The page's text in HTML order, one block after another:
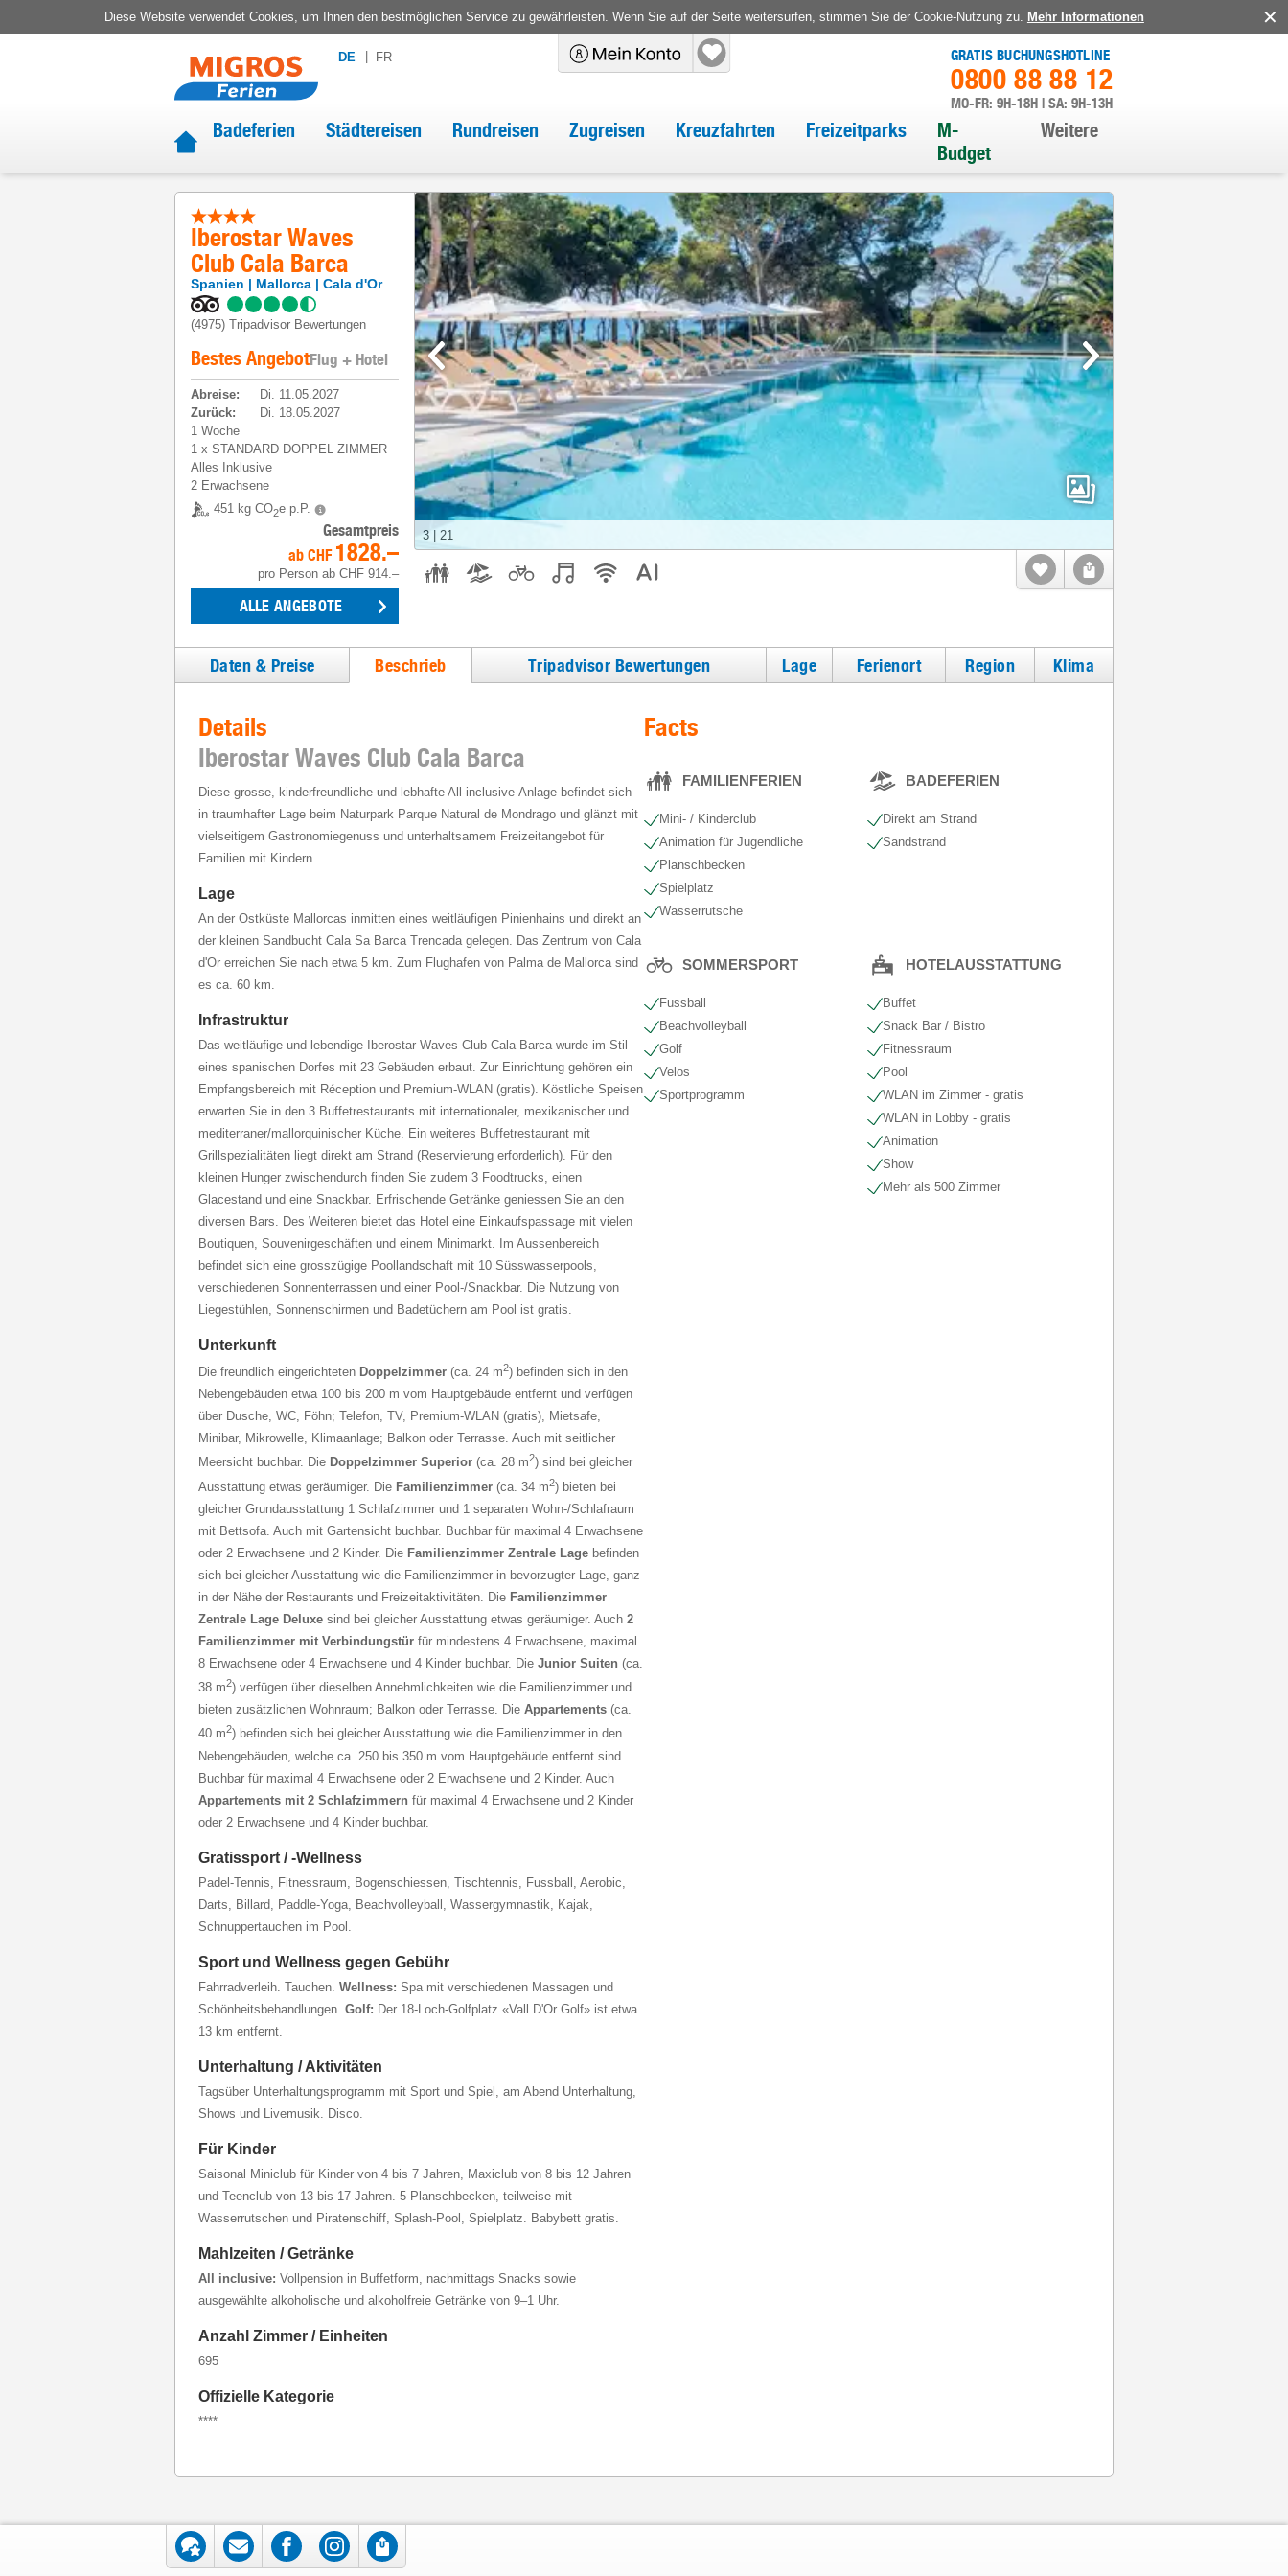
Diese Website verwendet Cookies, um Ihnen den bestmöglichen Service zu gewährleisten. Wenn Sie auf der Seite weitersurfen, stimmen Sie der Cookie-Nutzung zu. Mehr Informationen
DE FR GRATIS BUCHUNGSHOTLINE
0800 88 88 12
MO-FR: 9H-18H | SA: 9H-13H
Badeferien Städtereisen Rundreisen Zugreisen Kreuzfahrten Freizeitparks
M-
Budget
Weitere
Iberostar Waves
Club Cala Barca
Spanien Mallorca Cala d'Or
(4975) Tripadvisor Bewertungen
Bestes AngebotFlug + Hotel
Abreise:
Di. 11.05.2027
Zurück:
Di. 18.05.2027
1 Woche
1 x STANDARD DOPPEL ZIMMER
Alles Inklusive
2 Erwachsene
451 kg CO2e p.P.
Gesamtpreis
ab CHF 1828.–
pro Person ab CHF 914.–
ALLE ANGEBOTE
3 21
Daten & Preise Beschrieb Tripadvisor Bewertungen Lage Ferienort Region Klima
Details
Iberostar Waves Club Cala Barca
Diese grosse, kinderfreundliche und lebhafte All-inclusive-Anlage befindet sich
in traumhafter Lage beim Naturpark Parque Natural de Mondrago und glänzt mit
vielseitigem Gastronomiegenuss und unterhaltsamem Freizeitangebot für
Familien mit Kindern.
Lage
An der Ostküste Mallorcas inmitten eines weitläufigen Pinienhains und direkt an
der kleinen Sandbucht Cala Sa Barca Trencada gelegen. Das Zentrum von Cala
d'Or erreichen Sie nach etwa 5 km. Zum Flughafen von Palma de Mallorca sind
es ca. 60 km.
Infrastruktur
Das weitläufige und lebendige Iberostar Waves Club Cala Barca wurde im Stil
eines spanischen Dorfes mit 23 Gebäuden erbaut. Zur Einrichtung gehören ein
Empfangsbereich mit Réception und Premium-WLAN (gratis). Köstliche Speisen
erwarten Sie in den 3 Buffetrestaurants mit internationaler, mexikanischer und
mediterraner/mallorquinischer Küche. Ein weiteres Buffetrestaurant mit
Grillspezialitäten liegt direkt am Strand (Reservierung erforderlich). Für den
kleinen Hunger zwischendurch finden Sie zudem 3 Foodtrucks, einen
Glacestand und eine Snackbar. Erfrischende Getränke geniessen Sie an den
diversen Bars. Des Weiteren bietet das Hotel eine Einkaufspassage mit vielen
Boutiquen, Souvenirgeschäften und einem Minimarkt. Im Aussenbereich
befindet sich eine grosszügige Poollandschaft mit 10 Süsswasserpools,
verschiedenen Sonnenterrassen und einer Pool-/Snackbar. Die Nutzung von
Liegestühlen, Sonnenschirmen und Badetüchern am Pool ist gratis.
Unterkunft
Die freundlich eingerichteten Doppelzimmer (ca. 24 m2) befinden sich in den
Nebengebäuden etwa 100 bis 200 m vom Hauptgebäude entfernt und verfügen
über Dusche, WC, Föhn; Telefon, TV, Premium-WLAN (gratis), Mietsafe,
Minibar, Mikrowelle, Klimaanlage; Balkon oder Terrasse. Auch mit seitlicher
Meersicht buchbar. Die Doppelzimmer Superior (ca. 28 m2) sind bei gleicher
Ausstattung etwas geräumiger. Die Familienzimmer (ca. 34 m2) bieten bei
gleicher Grundausstattung 1 Schlafzimmer und 1 separaten Wohn-/Schlafraum
mit Bettsofa. Auch mit Gartensicht buchbar. Buchbar für maximal 4 Erwachsene
oder 2 Erwachsene und 2 Kinder. Die Familienzimmer Zentrale Lage befinden
sich bei gleicher Ausstattung wie die Familienzimmer in bevorzugter Lage, ganz
in der Nähe der Restaurants und Freizeitaktivitäten. Die Familienzimmer
Zentrale Lage Deluxe sind bei gleicher Ausstattung etwas geräumiger. Auch 2
Familienzimmer mit Verbindungstür für mindestens 4 Erwachsene, maximal
8 Erwachsene oder 4 Erwachsene und 4 Kinder buchbar. Die Junior Suiten (ca.
38 m2) verfügen über dieselben Annehmlichkeiten wie die Familienzimmer und
bieten zusätzlichen Wohnraum; Balkon oder Terrasse. Die Appartements (ca.
40 m2) befinden sich bei gleicher Ausstattung wie die Familienzimmer in den
Nebengebäuden, welche ca. 250 bis 350 m vom Hauptgebäude entfernt sind.
Buchbar für maximal 4 Erwachsene oder 2 Erwachsene und 2 Kinder. Auch
Appartements mit 2 Schlafzimmern für maximal 4 Erwachsene und 2 Kinder
oder 2 Erwachsene und 4 Kinder buchbar.
Gratissport / -Wellness
Padel-Tennis, Fitnessraum, Bogenschiessen, Tischtennis, Fussball, Aerobic,
Darts, Billard, Paddle-Yoga, Beachvolleyball, Wassergymnastik, Kajak,
Schnuppertauchen im Pool.
Sport und Wellness gegen Gebühr
Fahrradverleih. Tauchen. Wellness: Spa mit verschiedenen Massagen und
Schönheitsbehandlungen. Golf: Der 18-Loch-Golfplatz «Vall D'Or Golf» ist etwa
13 km entfernt.
Unterhaltung / Aktivitäten
Tagsüber Unterhaltungsprogramm mit Sport und Spiel, am Abend Unterhaltung,
Shows und Livemusik. Disco.
Für Kinder
Saisonal Miniclub für Kinder von 4 bis 7 Jahren, Maxiclub von 8 bis 12 Jahren
und Teenclub von 13 bis 17 Jahren. 5 Planschbecken, teilweise mit
Wasserrutschen und Piratenschiff, Splash-Pool, Spielplatz. Babybett gratis.
Mahlzeiten / Getränke
All inclusive: Vollpension in Buffetform, nachmittags Snacks sowie
ausgewählte alkoholische und alkoholfreie Getränke von 9–1 Uhr.
Anzahl Zimmer / Einheiten
695
Offizielle Kategorie
****
Facts
FAMILIENFERIEN
Mini- / Kinderclub
Animation für Jugendliche
Planschbecken
Spielplatz
Wasserrutsche
BADEFERIEN
Direkt am Strand
Sandstrand
SOMMERSPORT
Fussball
Beachvolleyball
Golf
Velos
Sportprogramm
HOTELAUSSTATTUNG
Buffet
Snack Bar / Bistro
Fitnessraum
Pool
WLAN im Zimmer - gratis
WLAN in Lobby - gratis
Animation
Show
Mehr als 500 Zimmer